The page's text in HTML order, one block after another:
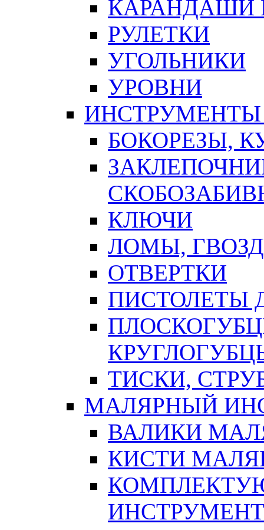
КАРАНДАШИ
РУЛЕТКИ
УГОЛЬНИКИ
УРОВНИ
БОКОРЕЗЫ,
КЛЮЧИ
ЛОМЫ,
ОТВЕРТКИ
ПИСТОЛЕТЫ
ТИСКИ,
МАЛЯРНЫЙ
ВАЛИКИ
КИСТИ